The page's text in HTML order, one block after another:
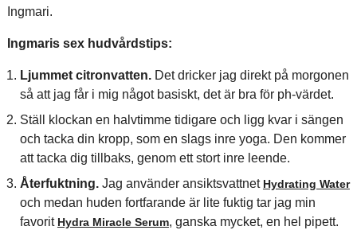
Ingmari.
Ingmaris sex hudvårdstips:
Ljummet citronvatten.Det dricker jag direkt på morgonen
så att jag får i mig något basiskt, det är bra för ph-värdet.
Ställ klockan en halvtimme tidigare och ligg kvar i sängen
och tacka din kropp, som en slags inre yoga. Den kommer
att tacka dig tillbaks, genom ett stort inre leende.
Återfuktning.Jag använder ansiktsvattnet Hydrating Water
och medan huden fortfarande är lite fuktig tar jag min
favorit Hydra Miracle Serum, ganska mycket, en hel pipett.